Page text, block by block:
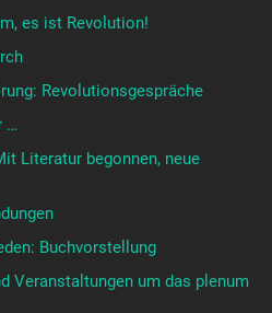
es ist Revolution!
Revolutionsgespräche
…
Literatur begonnen, neue
Buchvorstellung
Veranstaltungen um das plenum